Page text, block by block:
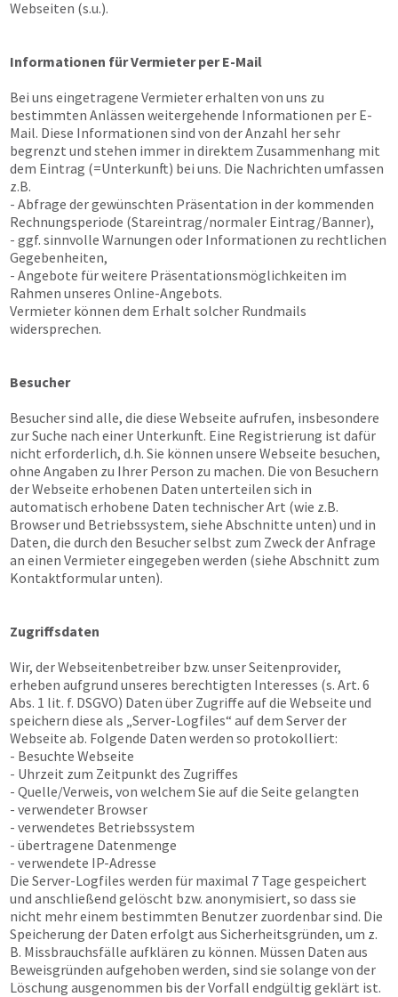
Webseiten (s.u.).
Informationen für Vermieter per E-Mail
Bei uns eingetragene Vermieter erhalten von uns zu
bestimmten Anlässen weitergehende Informationen per E-
Mail. Diese Informationen sind von der Anzahl her sehr
begrenzt und stehen immer in direktem Zusammenhang mit
dem Eintrag (=Unterkunft) bei uns. Die Nachrichten umfassen
z.B.
- Abfrage der gewünschten Präsentation in der kommenden
Rechnungsperiode (Stareintrag/normaler Eintrag/Banner),
- ggf. sinnvolle Warnungen oder Informationen zu rechtlichen
Gegebenheiten,
- Angebote für weitere Präsentationsmöglichkeiten im
Rahmen unseres Online-Angebots.
Vermieter können dem Erhalt solcher Rundmails
widersprechen.
Besucher
Besucher sind alle, die diese Webseite aufrufen, insbesondere
zur Suche nach einer Unterkunft. Eine Registrierung ist dafür
nicht erforderlich, d.h. Sie können unsere Webseite besuchen,
ohne Angaben zu Ihrer Person zu machen. Die von Besuchern
der Webseite erhobenen Daten unterteilen sich in
automatisch erhobene Daten technischer Art (wie z.B.
Browser und Betriebssystem, siehe Abschnitte unten) und in
Daten, die durch den Besucher selbst zum Zweck der Anfrage
an einen Vermieter eingegeben werden (siehe Abschnitt zum
Kontaktformular unten).
Zugriffsdaten
Wir, der Webseitenbetreiber bzw. unser Seitenprovider,
erheben aufgrund unseres berechtigten Interesses (s. Art. 6
Abs. 1 lit. f. DSGVO) Daten über Zugriffe auf die Webseite und
speichern diese als „Server-Logfiles“ auf dem Server der
Webseite ab. Folgende Daten werden so protokolliert:
- Besuchte Webseite
- Uhrzeit zum Zeitpunkt des Zugriffes
- Quelle/Verweis, von welchem Sie auf die Seite gelangten
- verwendeter Browser
- verwendetes Betriebssystem
- übertragene Datenmenge
- verwendete IP-Adresse
Die Server-Logfiles werden für maximal 7 Tage gespeichert
und anschließend gelöscht bzw. anonymisiert, so dass sie
nicht mehr einem bestimmten Benutzer zuordenbar sind. Die
Speicherung der Daten erfolgt aus Sicherheitsgründen, um z.
B. Missbrauchsfälle aufklären zu können. Müssen Daten aus
Beweisgründen aufgehoben werden, sind sie solange von der
Löschung ausgenommen bis der Vorfall endgültig geklärt ist.